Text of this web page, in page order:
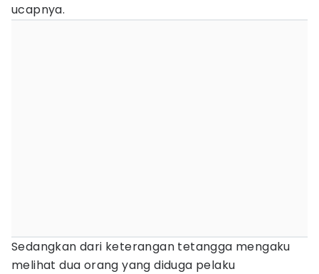
ucapnya.
Sedangkan dari keterangan tetangga mengaku
melihat dua orang yang diduga pelaku